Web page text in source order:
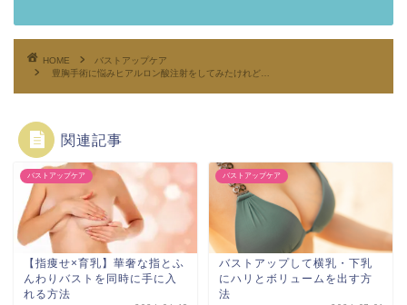
HOME
バストアップケア
豊胸手術に悩みヒアルロン酸注射をしてみたけれど…
関連記事
バストアップケア
【指痩せ×育乳】華奢な指とふ
んわりバストを同時に手に入
れる方法
バストアップケア
バストアップして横乳・下乳
にハリとボリュームを出す方
法